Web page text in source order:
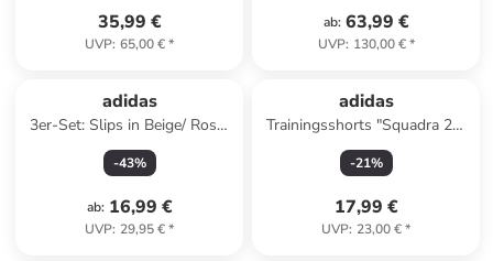
35,99 €
UVP: 65,00 €*
ab: 63,99 €
UVP: 130,00 €*
adidas
3er-Set: Slips in Beige/ Rosa/
Schwarz
-43%
ab: 16,99 €
UVP: 29,95 €*
adidas
Trainingsshorts "Squadra 21"
in Weiß
-21%
17,99 €
UVP: 23,00 €*